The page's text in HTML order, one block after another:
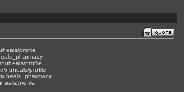
profile
profile
nuheals/profile
profile